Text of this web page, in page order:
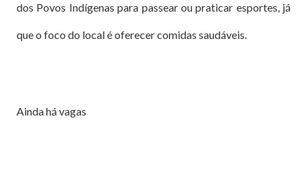
dos Povos Indígenas para passear ou praticar esportes, já
que o foco do local é oferecer comidas saudáveis.
Ainda há vagas